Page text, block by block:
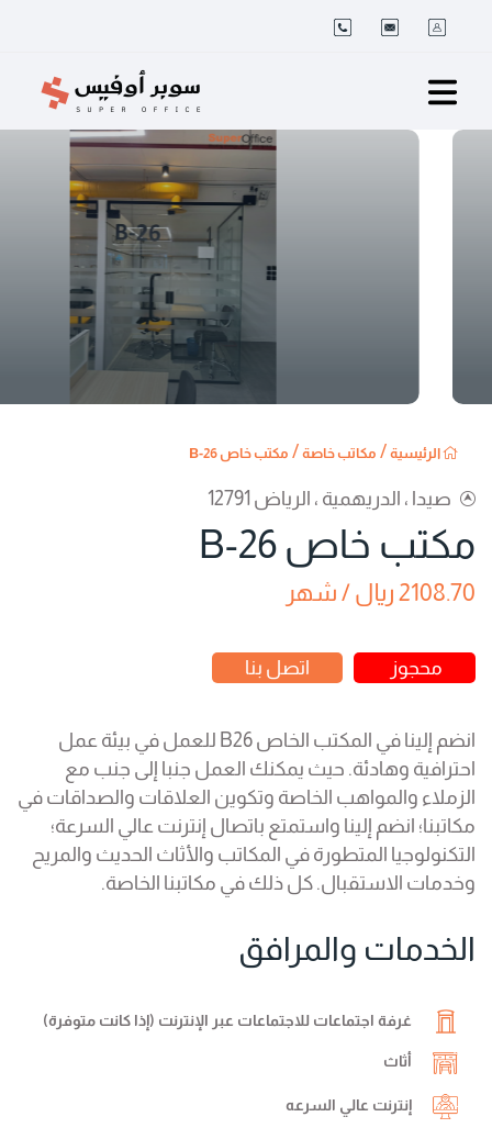
الرئيسية / مكاتب خاصة / مكتب خاص B-26
صيدا ، الدريهمية ، الرياض 12791
مكتب خاص B-26
2108.70 ريال / شهر
محجوز اتصل بنا
انضم إلينا في المكتب الخاص B26 للعمل في بيئة عمل
احترافية وهادئة. حيث يمكنك العمل جنبا إلى جنب مع
الزملاء والمواهب الخاصة وتكوين العلاقات والصداقات في
مكاتبنا؛ انضم إلينا واستمتع باتصال إنترنت عالي السرعة؛
التكنولوجيا المتطورة في المكاتب والأثاث الحديث والمريح
وخدمات الاستقبال. كل ذلك في مكاتبنا الخاصة.
الخدمات والمرافق
غرفة اجتماعات للاجتماعات عبر الإنترنت (إذا كانت متوفرة)
أثاث
إنترنت عالي السرعه